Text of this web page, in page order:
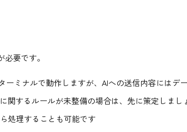
要です。
ーミナルで動作しますが、AIへの送信内容にはデ
関するルールが未整備の場合は、先に策定しまし
処理することも可能です